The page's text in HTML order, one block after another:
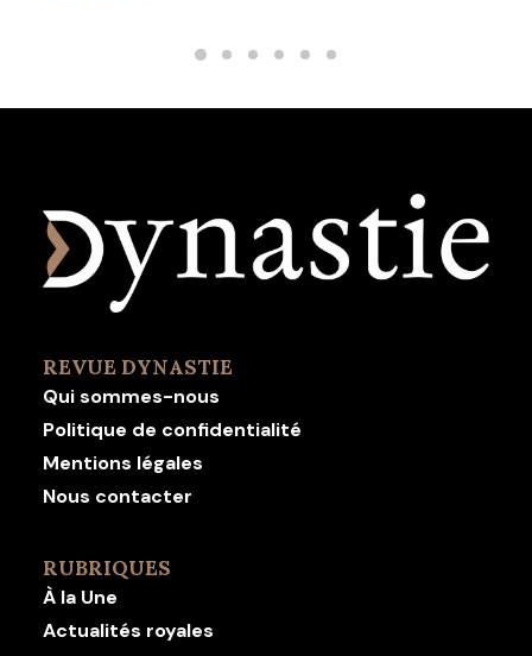
REVUE DYNASTIE
Qui sommes-nous
Politique de confidentialité
Mentions légales
Nous contacter
RUBRIQUES
À la Une
Actualités royales